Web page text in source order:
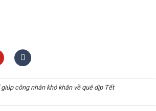
công nhân khó khăn về quê dịp Tết